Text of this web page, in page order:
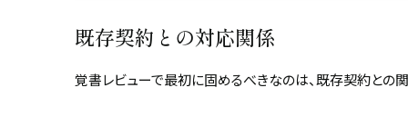
既存契約との対応関係
覚書レビューで最初に固めるべきなのは、既存契約との関